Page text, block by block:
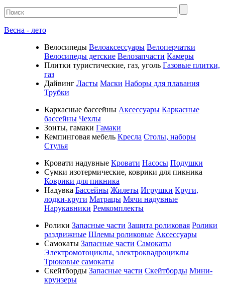
Весна - лето
Велосипеды Велоаксессуары Велоперчатки
Велосипеды детские Велозапчасти Камеры
Плитки туристические, газ, уголь Газовые плитки,
газ
Дайвинг Ласты Маски Наборы для плавания
Трубки
Каркасные бассейны Аксессуары Каркасные
бассейны Чехлы
Зонты, гамаки Гамаки
Кемпинговая мебель Кресла Столы, наборы
Стулья
Кровати надувные Кровати Насосы Подушки
Cумки изотермические, коврики для пикника
Коврики для пикника
Надувка Бассейны Жилеты Игрушки Круги,
лодки-круги Матрацы Мячи надувные
Нарукавники Ремкомплекты
Ролики Запасные части Защита роликовая Ролики
раздвижные Шлемы роликовые Аксессуары
Самокаты Запасные части Самокаты
Электромотоциклы, электроквадроциклы
Трюковые самокаты
Скейтборды Запасные части Скейтборды Мини-
круизеры